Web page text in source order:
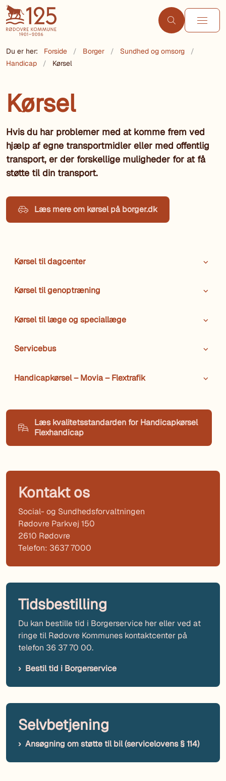
Du er her: Forside Borger
Sundhed og omsorg
Handicap
Kørsel
Kørsel
Hvis du har problemer med at komme frem ved
hjælp af egne transportmidler eller med offentlig
transport, er der forskellige muligheder for at få
støtte til din transport.
Læs mere om kørsel på borger.dk
Kørsel til dagcenter
Kørsel til genoptræning
Kørsel til læge og speciallæge
Servicebus
Handicapkørsel – Movia – Flextrafik
Læs kvalitetsstandarden for Handicapkørsel
Flexhandicap
Kontakt os
Social- og Sundhedsforvaltningen
Rødovre Parkvej 150
2610 Rødovre
Telefon: 3637 7000
Tidsbestilling
Du kan bestille tid i Borgerservice her eller ved at
ringe til Rødovre Kommunes kontaktcenter på
telefon 36 37 70 00.
Bestil tid i Borgerservice
Selvbetjening
Ansøgning om støtte til bil (servicelovens § 114)